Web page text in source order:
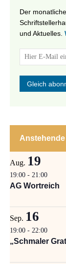
Der
und Aktuelles.
Aug. 19
19:00 - 21:00
AG Wortreich
Sep. 16
19:00 - 22:00
„Schmaler